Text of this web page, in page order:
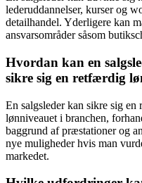
lederuddannelser, kurser og
detailhandel. Yderligere kan
ansvarsområder såsom
Hvordan kan en
sikre sig en retfærdig
En salgsleder kan sikre sig
lønniveauet i branchen,
baggrund af præstationer og
nye muligheder hvis man
markedet.